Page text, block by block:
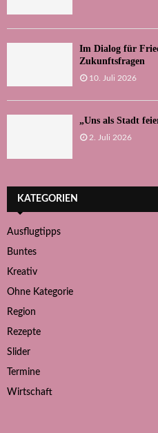
Im Dialog für
Zukunftsfragen
10. Juli 2026
„Uns als Stadt
2. Juli 2026
KATEGORIEN
Ausflugtipps
Buntes
Kreativ
Ohne Kategorie
Region
Rezepte
Slider
Termine
Wirtschaft